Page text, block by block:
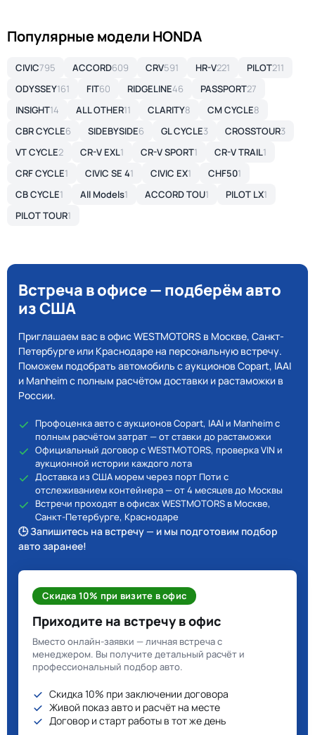
Популярные модели HONDA
CIVIC795 ACCORD609 CRV591 HR-V221 PILOT211
ODYSSEY161 FIT60 RIDGELINE46 PASSPORT27
INSIGHT14 ALL OTHER11 CLARITY8 CM CYCLE8
CBR CYCLE6 SIDEBYSIDE6 GL CYCLE3 CROSSTOUR3
VT CYCLE2 CR-V EXL1 CR-V SPORT1 CR-V TRAIL1
CRF CYCLE1 CIVIC SE 41 CIVIC EX1 CHF501
CB CYCLE1 All Models1 ACCORD TOU1 PILOT LX1
PILOT TOUR1
Встреча в офисе — подберём авто
из США
Приглашаем вас в офис WESTMOTORS в Москве, Санкт-
Петербурге или Краснодаре на персональную встречу.
Поможем подобрать автомобиль с аукционов Copart, IAAI
и Manheim с полным расчётом доставки и растаможки в
России.
Профоценка авто с аукционов Copart, IAAI и Manheim с
полным расчётом затрат — от ставки до растаможки
Официальный договор с WESTMOTORS, проверка VIN и
аукционной истории каждого лота
Доставка из США морем через порт Поти с
отслеживанием контейнера — от 4 месяцев до Москвы
Встречи проходят в офисах WESTMOTORS в Москве,
Санкт-Петербурге, Краснодаре
🕒 Запишитесь на встречу — и мы подготовим подбор
авто заранее!
Скидка 10% при визите в офис
Приходите на встречу в офис
Вместо онлайн-заявки — личная встреча с
менеджером. Вы получите детальный расчёт и
профессиональный подбор авто.
Скидка 10% при заключении договора
Живой показ авто и расчёт на месте
Договор и старт работы в тот же день